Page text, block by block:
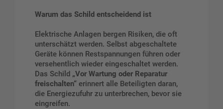
Warum das Schild entscheidend ist
Elektrische Anlagen bergen Risiken, die oft
unterschätzt werden. Selbst abgeschaltete
Geräte können Restspannungen führen oder
versehentlich wieder eingeschaltet werden.
Das Schild „Vor Wartung oder Reparatur
freischalten“ erinnert alle Beteiligten daran,
die Energiezufuhr zu unterbrechen, bevor sie
eingreifen.